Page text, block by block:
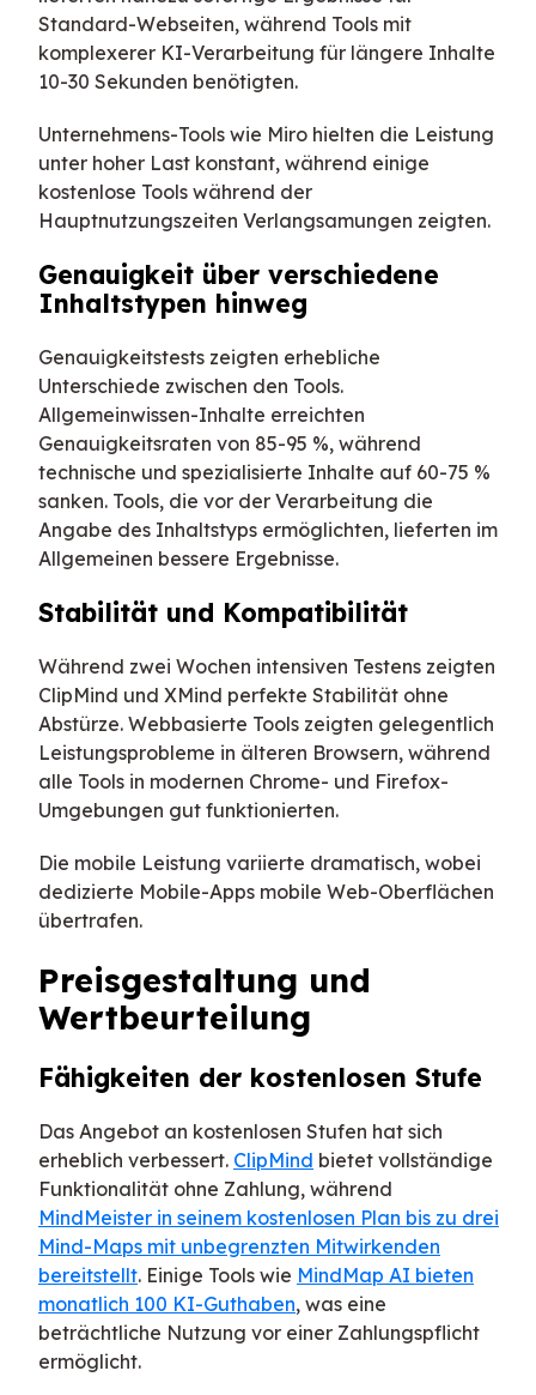
Standard-Webseiten, während Tools mit
komplexerer KI-Verarbeitung für längere Inhalte
10-30 Sekunden benötigten.
Unternehmens-Tools wie Miro hielten die Leistung
unter hoher Last konstant, während einige
kostenlose Tools während der
Hauptnutzungszeiten Verlangsamungen zeigten.
Genauigkeit über verschiedene
Inhaltstypen hinweg
Genauigkeitstests zeigten erhebliche
Unterschiede zwischen den Tools.
Allgemeinwissen-Inhalte erreichten
Genauigkeitsraten von 85-95 %, während
technische und spezialisierte Inhalte auf 60-75 %
sanken. Tools, die vor der Verarbeitung die
Angabe des Inhaltstyps ermöglichten, lieferten im
Allgemeinen bessere Ergebnisse.
Stabilität und Kompatibilität
Während zwei Wochen intensiven Testens zeigten
ClipMind und XMind perfekte Stabilität ohne
Abstürze. Webbasierte Tools zeigten gelegentlich
Leistungsprobleme in älteren Browsern, während
alle Tools in modernen Chrome- und Firefox-
Umgebungen gut funktionierten.
Die mobile Leistung variierte dramatisch, wobei
dedizierte Mobile-Apps mobile Web-Oberflächen
übertrafen.
Preisgestaltung und
Wertbeurteilung
Fähigkeiten der kostenlosen Stufe
Das Angebot an kostenlosen Stufen hat sich
erheblich verbessert. ClipMind bietet vollständige
Funktionalität ohne Zahlung, während
MindMeister in seinem kostenlosen Plan bis zu drei
Mind-Maps mit unbegrenzten Mitwirkenden
bereitstellt. Einige Tools wie MindMap AI bieten
monatlich 100 KI-Guthaben, was eine
beträchtliche Nutzung vor einer Zahlungspflicht
ermöglicht.